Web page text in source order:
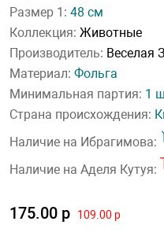
Размер 1: 48 см
Коллекция: Животные
Производитель: Веселая
Материал: Фольга
Минимальная партия: 1
Страна происхождения:
Наличие на Ибрагимова:
Наличие на Аделя Кутуя:
175.00 р 109.00 р